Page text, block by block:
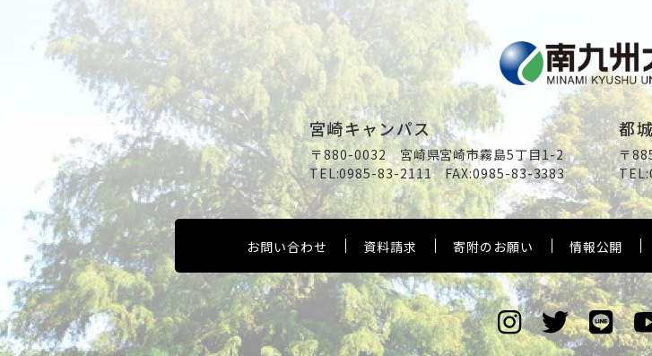
宮崎キャンパス
〒880-0032 宮崎県宮崎市霧島5丁目1-2
TEL:0985-83-2111 FAX:0985-83-3383
都
〒
TEL:
お問い合わせ 資料請求 寄附のお願い 情報公開